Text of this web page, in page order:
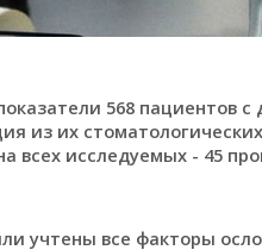
568 пациентов с
из их
всех исследуемых - 45
учтены все факторы